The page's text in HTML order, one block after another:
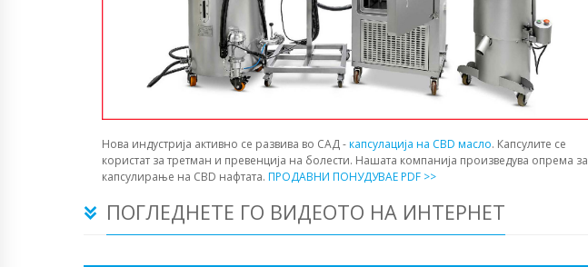
Нова индустрија активно се развива во САД -капсулација на CBD масло. Капсулите се
користат за третман и превенција на болести. Нашата компанија произведува опрема за
капсулирање на CBD нафтата. ПРОДАВНИ ПОНУДУВАЕ PDF >>
ПОГЛЕДНЕТЕ ГО ВИДЕОТО НА ИНТЕРНЕТ